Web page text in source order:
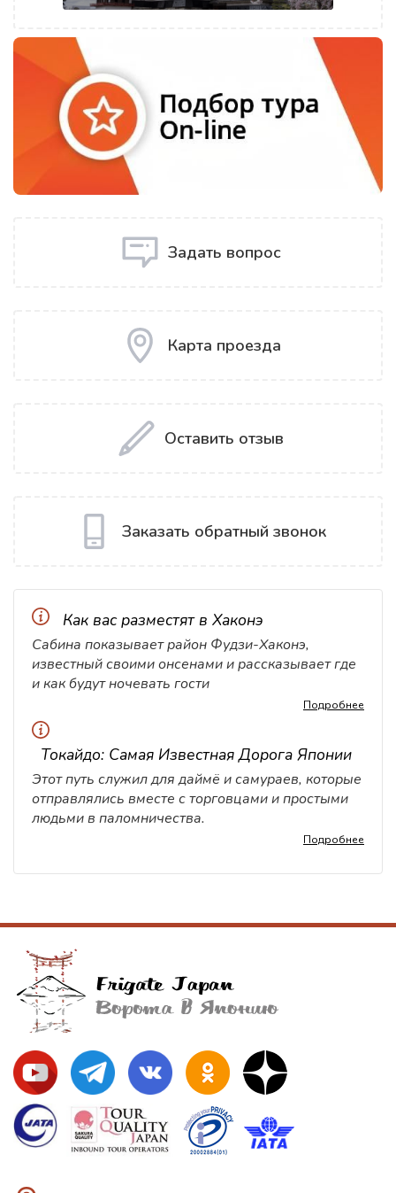
Задать вопрос
Карта проезда
Оставить отзыв
Заказать обратный звонок
Как вас разместят в Хаконэ
Сабина показывает район Фудзи-Хаконэ,
известный своими онсенами и рассказывает где
и как будут ночевать гости
Подробнее
Токайдо: Самая Известная Дорога Японии
Этот путь служил для даймё и самураев, которые
отправлялись вместе с торговцами и простыми
людьми в паломничества.
Подробнее